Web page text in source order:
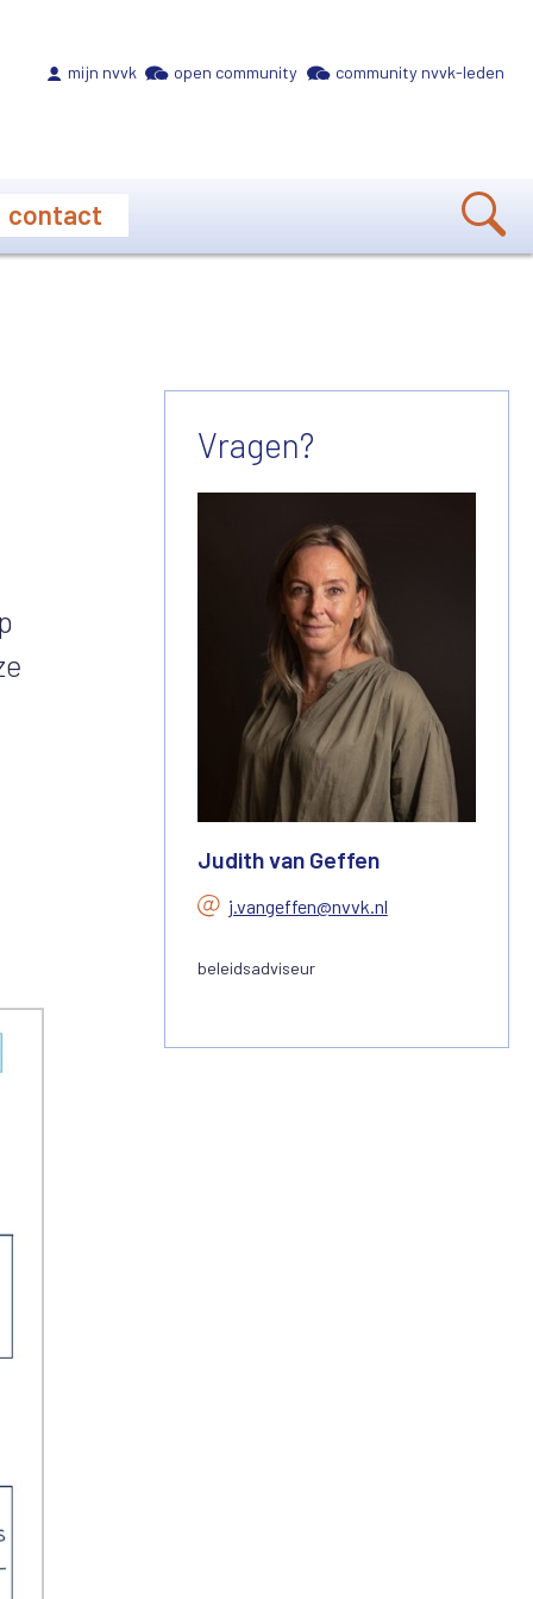
mijn nvvk open community community nvvk-leden
contact
Vragen?
Judith van Geffen
j.vangeffen@nvvk.nl
beleidsadviseur